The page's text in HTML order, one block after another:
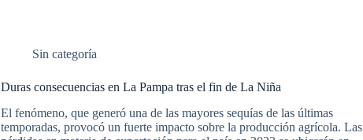
Sin categoría
Duras consecuencias en La Pampa tras el fin de La Niña
El fenómeno, que generó una de las mayores sequías de las últimas
temporadas, provocó un fuerte impacto sobre la producción agrícola. Las